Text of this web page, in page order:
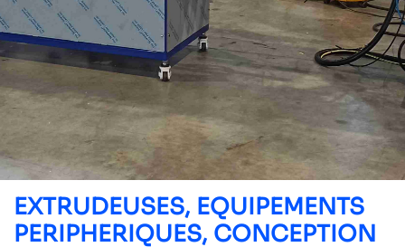
EXTRUDEUSES, EQUIPEMENTS
PERIPHERIQUES, CONCEPTION